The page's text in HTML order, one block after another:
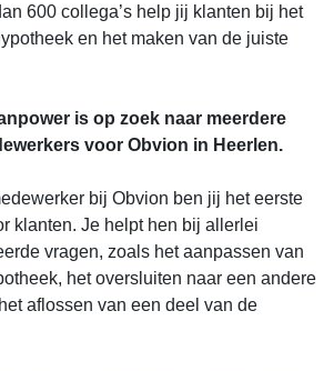
600 collega’s help jij klanten bij het
en het maken van de juiste
is op zoek naar meerdere
voor Obvion in Heerlen.
bij Obvion ben jij het eerste
klanten. Je helpt hen bij allerlei
vragen, zoals het aanpassen van
het oversluiten naar een andere
aflossen van een deel van de